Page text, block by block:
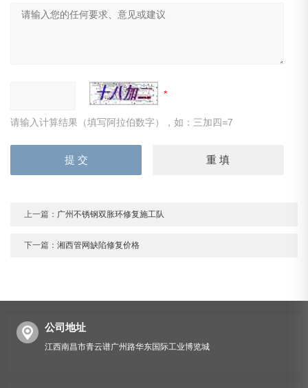
请输入计算结果（填写阿拉伯数字），如：三加四=7
上一篇： 广州不锈钢双胀环修复施工队
下一篇：湘西管网缺陷修复价格
公司地址
江西南昌市青云谱广州路华东国际工业博览城